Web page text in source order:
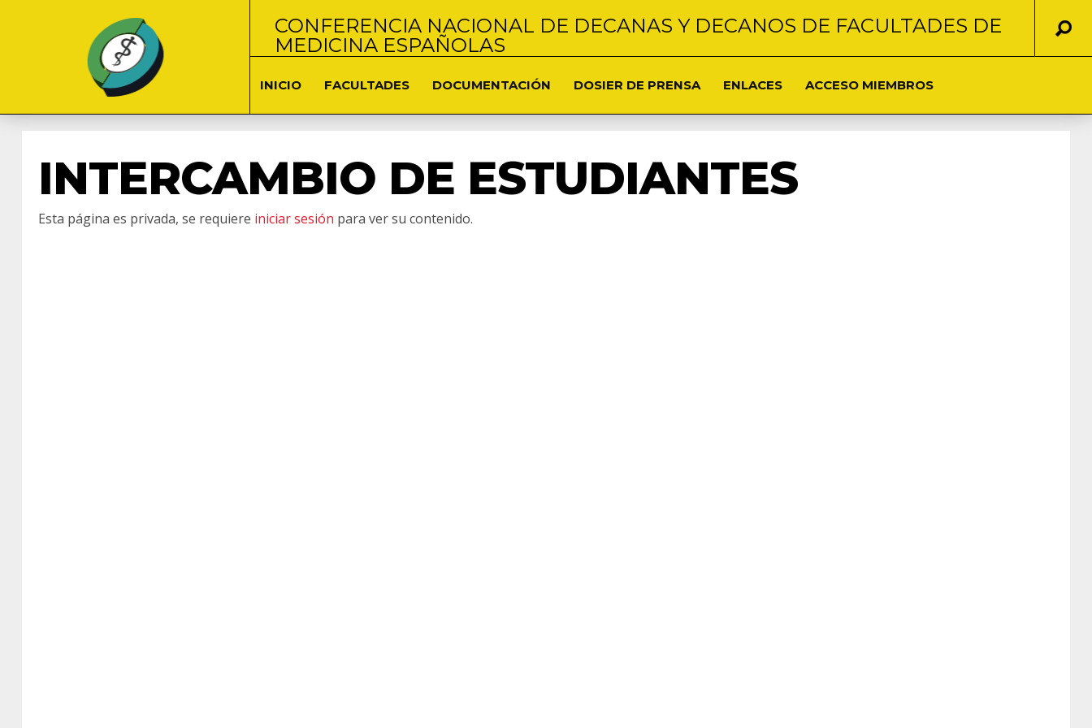
CONFERENCIA NACIONAL DE DECANAS Y DECANOS DE FACULTADES DE
MEDICINA ESPAÑOLAS
INICIO FACULTADES DOCUMENTACIÓN DOSIER DE PRENSA ENLACES ACCESO MIEMBROS
INTERCAMBIO DE ESTUDIANTES
Esta página es privada, se requiere iniciar sesión para ver su contenido.